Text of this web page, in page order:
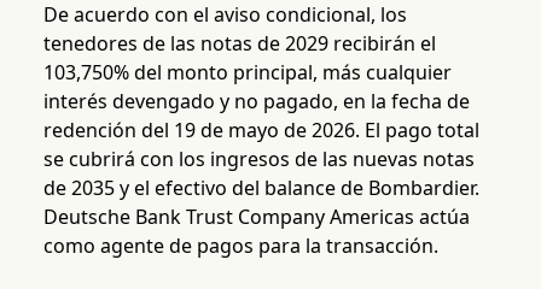
De acuerdo con el aviso condicional, los
tenedores de las notas de 2029 recibirán el
103,750% del monto principal, más cualquier
interés devengado y no pagado, en la fecha de
redención del 19 de mayo de 2026. El pago total
se cubrirá con los ingresos de las nuevas notas
de 2035 y el efectivo del balance de Bombardier.
Deutsche Bank Trust Company Americas actúa
como agente de pagos para la transacción.